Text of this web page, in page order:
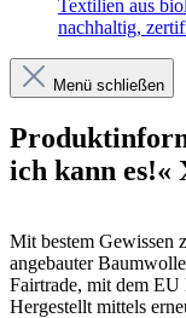
Textilien aus
nachhaltig,
Menü schließen
ich kann es!«
Mit bestem Gewissen
angebauter
Fairtrade, mit dem
Hergestellt mittels